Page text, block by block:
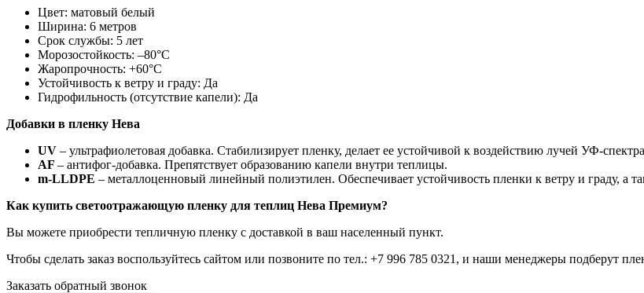
Цвет: матовый белый
Ширина: 6 метров
Срок службы: 5 лет
Морозостойкость: –80°С
Жаропрочность: +60°С
Устойчивость к ветру и граду: Да
Гидрофильность (отсутствие капели): Да
Добавки в пленку Нева
UV – ультрафиолетовая добавка. Стабилизирует пленку, делает ее устойчивой к воздействию лучей УФ-
AF – антифог-добавка. Препятствует образованию капели внутри теплицы.
m-LLDPE – металлоценновый линейный полиэтилен. Обеспечивает устойчивость пленки к ветру и граду, а
Как купить светоотражающую пленку для теплиц Нева Премиум?
Вы можете приобрести тепличную пленку с доставкой в ваш населенный пункт.
Чтобы сделать заказ воспользуйтесь сайтом или позвоните по тел.: +7 996 785 0321 , и наши менеджеры подберут
Заказать обратный звонок